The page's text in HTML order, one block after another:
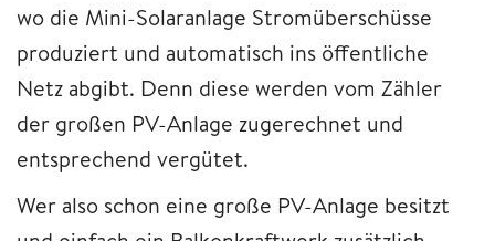
wo die Mini-Solaranlage Stromüberschüsse
produziert und automatisch ins öffentliche
Netz abgibt. Denn diese werden vom Zähler
der großen PV-Anlage zugerechnet und
entsprechend vergütet.
Wer also schon eine große PV-Anlage besitzt